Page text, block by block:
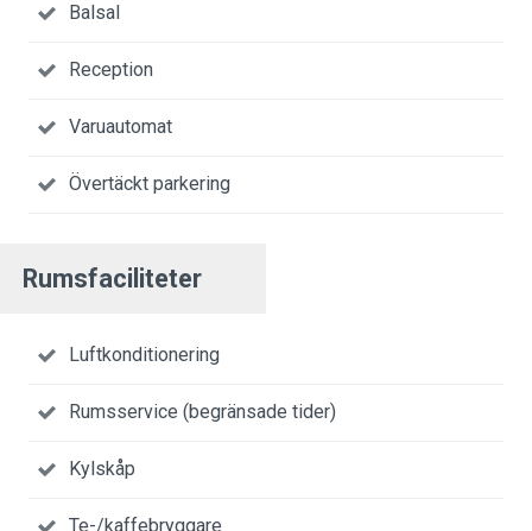
Balsal
Reception
Varuautomat
Övertäckt parkering
Rumsfaciliteter
Luftkonditionering
Rumsservice (begränsade tider)
Kylskåp
Te-/kaffebryggare